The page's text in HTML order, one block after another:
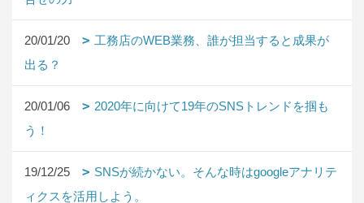
20/01/20
工務店のWEB業務、誰が担当すると成果が
出る？
20/01/06
2020年に向けて19年のSNSトレンドを掴も
う！
19/12/25
SNSが続かない。そんな時はgoogleアナリテ
ィクスを活用しよう。